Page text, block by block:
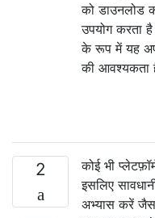
को डाउनलोड
उपयोग करता
के रूप में यह
की आवश्यकता
2
कोई भी
इसलिए
अभ्यास करें